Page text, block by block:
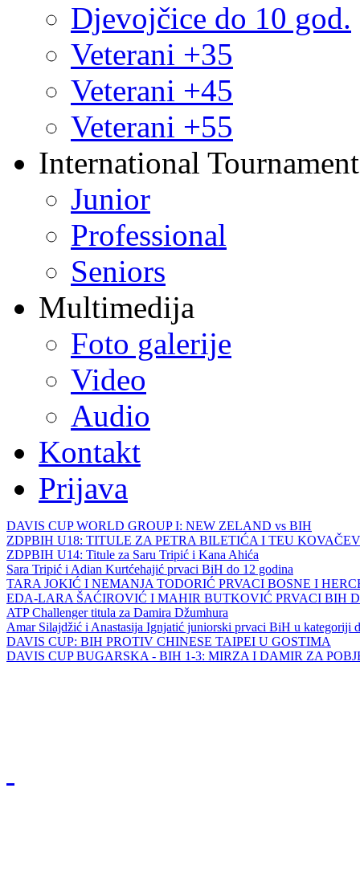
Djevojčice do 10 god.
Veterani +35
Veterani +45
Veterani +55
International
Junior
Professional
Seniors
Multimedija
Foto galerije
Video
Audio
Kontakt
Prijava
DAVIS CUP WORLD GROUP I: NEW ZELAND vs BIH
ZDPBIH U18: TITULE ZA PETRA BILETIĆA I TEU
ZDPBIH U14: Titule za Saru Tripić i Kana Ahića
Sara Tripić i Adian Kurtćehajić prvaci BiH do 12 godina
TARA JOKIĆ I NEMANJA TODORIĆ PRVACI BOSNE I
EDA-LARA ŠAĆIROVIĆ I MAHIR BUTKOVIĆ PRVACI BIH
ATP Challenger titula za Damira Džumhura
Amar Silajdžić i Anastasija Ignjatić juniorski prvaci BiH u kategoriji
DAVIS CUP: BIH PROTIV CHINESE TAIPEI U GOSTIMA
DAVIS CUP BUGARSKA - BIH 1-3: MIRZA I DAMIR ZA